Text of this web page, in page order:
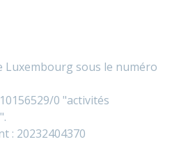
Luxembourg sous le numéro
0 "activités
: 20232404370